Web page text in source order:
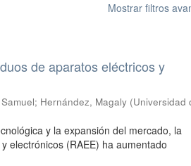
Mostrar filtros
de aparatos eléctricos y
; Hernández, Magaly (Universidad
y la expansión del mercado, la
electrónicos (RAEE) ha aumentado